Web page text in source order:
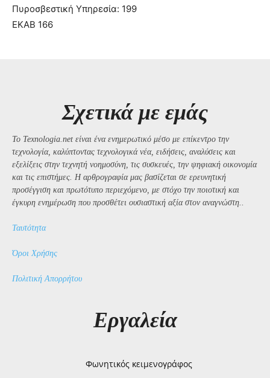
Πυροσβεστική Υπηρεσία: 199
ΕΚΑΒ 166
Σχετικά με εμάς
Το Texnologia.net είναι ένα ενημερωτικό μέσο με επίκεντρο την
τεχνολογία, καλύπτοντας τεχνολογικά νέα, ειδήσεις, αναλύσεις και
εξελίξεις στην τεχνητή νοημοσύνη, τις συσκευές, την ψηφιακή οικονομία
και τις επιστήμες. Η αρθρογραφία μας βασίζεται σε ερευνητική
προσέγγιση και πρωτότυπο περιεχόμενο, με στόχο την ποιοτική και
έγκυρη ενημέρωση που προσθέτει ουσιαστική αξία στον αναγνώστη..
Ταυτότητα
Όροι Χρήσης
Πολιτική Απορρήτου
Εργαλεία
Φωνητικός κειμενογράφος